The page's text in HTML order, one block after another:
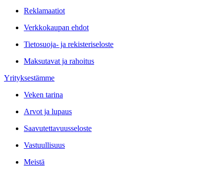
Reklamaatiot
Verkkokaupan ehdot
Tietosuoja- ja rekisteriseloste
Maksutavat ja rahoitus
Yrityksestämme
Veken tarina
Arvot ja lupaus
Saavutettavuusseloste
Vastuullisuus
Meistä